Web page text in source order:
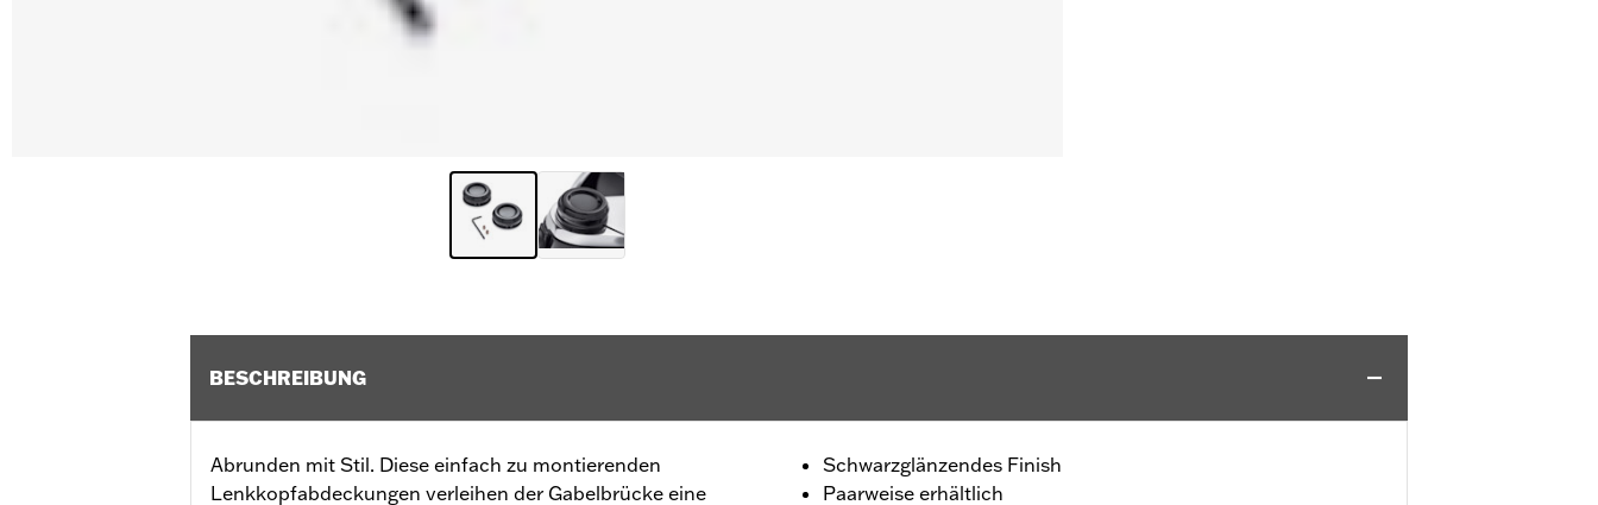
BESCHREIBUNG
Abrunden mit Stil. Diese einfach zu montierenden
Lenkkopfabdeckungen verleihen der Gabelbrücke eine
Schwarzglänzendes Finish
Paarweise erhältlich